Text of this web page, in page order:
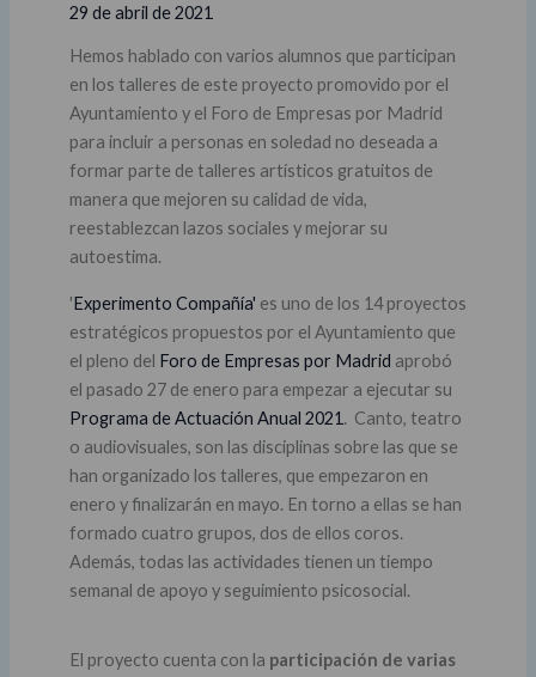
29 de abril de 2021
Hemos hablado con varios alumnos que participan
en los talleres de este proyecto promovido por el
Ayuntamiento y el Foro de Empresas por Madrid
para incluir a personas en soledad no deseada a
formar parte de talleres artísticos gratuitos de
manera que mejoren su calidad de vida,
reestablezcan lazos sociales y mejorar su
autoestima.
'Experimento Compañía' es uno de los 14 proyectos
estratégicos propuestos por el Ayuntamiento que
el pleno del Foro de Empresas por Madrid aprobó
el pasado 27 de enero para empezar a ejecutar su
Programa de Actuación Anual 2021 . Canto, teatro
o audiovisuales, son las disciplinas sobre las que se
han organizado los talleres, que empezaron en
enero y finalizarán en mayo. En torno a ellas se han
formado cuatro grupos, dos de ellos coros.
Además, todas las actividades tienen un tiempo
semanal de apoyo y seguimiento psicosocial.
El proyecto cuenta con la participación de varias